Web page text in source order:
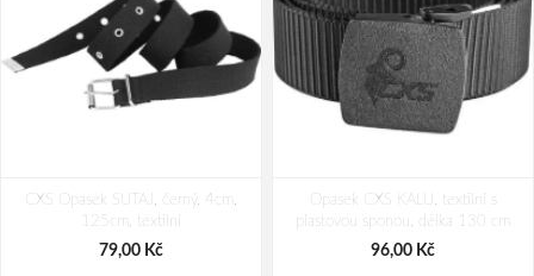
CXS Opasek SUTAJ, černý, 4cm,
125cm, textilní
79,00 Kč
Opasek CXS KALU, textilní s
plastovou sponou, délka 130 cm
96,00 Kč